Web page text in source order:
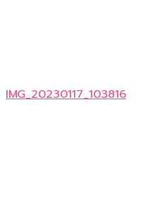
IMG_20230117_103816